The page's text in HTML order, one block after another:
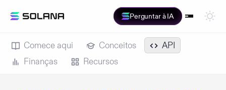
Perguntar à IA
Comece aqui Conceitos
API
Finanças
Recursos